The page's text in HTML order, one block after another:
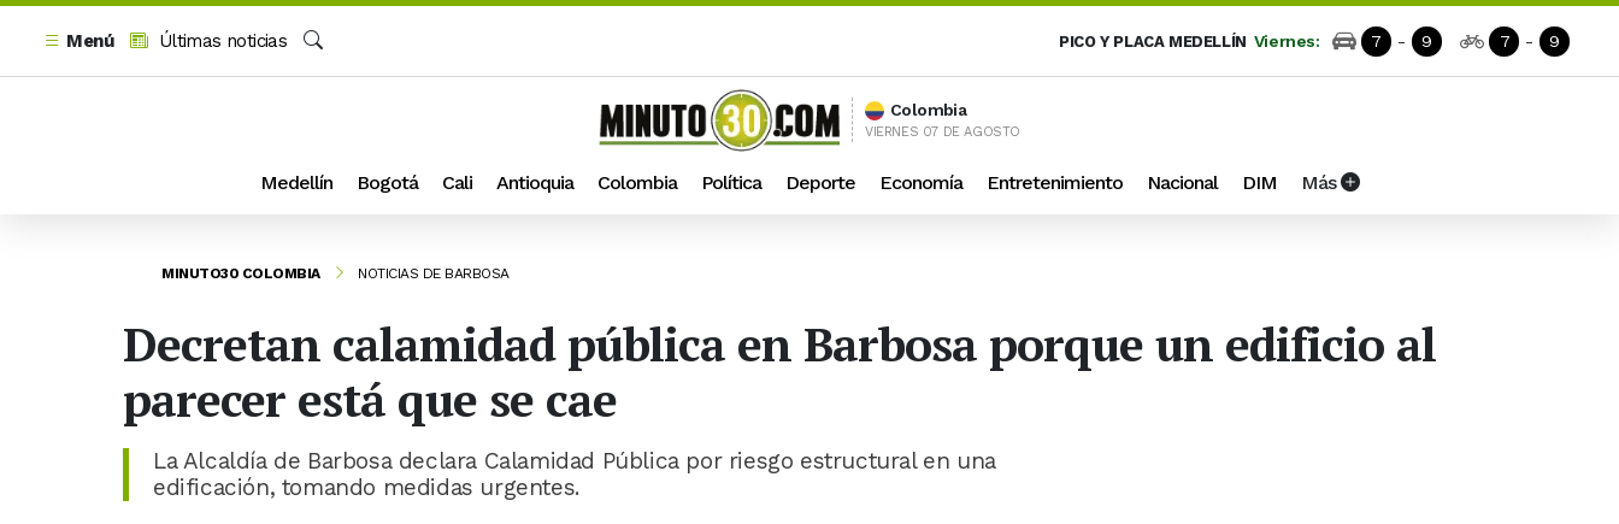
Menú
Últimas noticias
PICO Y PLACA MEDELLÍN Viernes: 7 - 9 7 - 9
Colombia
VIERNES 07 DE AGOSTO
Medellín Bogotá Cali Antioquia Colombia Política Deporte Economía Entretenimiento Nacional DIM Más
MINUTO30 COLOMBIA NOTICIAS DE BARBOSA
Decretan calamidad pública en Barbosa porque un edificio al
parecer está que se cae
La Alcaldía de Barbosa declara Calamidad Pública por riesgo estructural en una
edificación, tomando medidas urgentes.